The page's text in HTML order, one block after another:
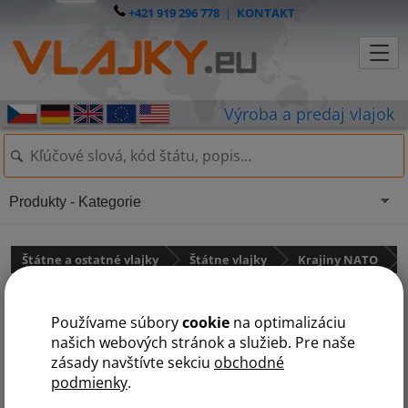
Používame súborycookie na optimalizáciu
našich webových stránok a služieb. Pre naše
zásady navštívte sekciu obchodné
podmienky.
+421 919 296 778| KONTAKT
Štátne a ostatné vlajky Štátne vlajky Krajiny NATO
Produkty - Kategorie